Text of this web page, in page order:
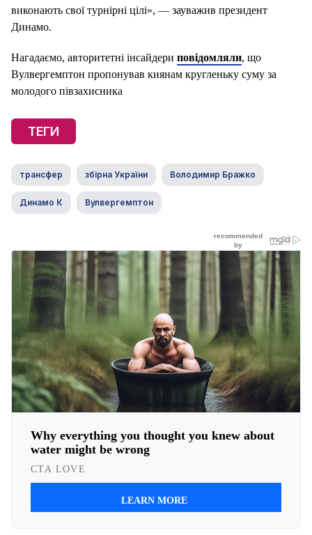
виконають свої турнірні цілі», — зауважив президент
Динамо.
Нагадаємо, авторитетні інсайдери повідомляли, що
Вулвергемптон пропонував киянам кругленьку суму за
молодого півзахисника
ТЕГИ
трансфер збірна України Володимир Бражко
Динамо К Вулвергемптон